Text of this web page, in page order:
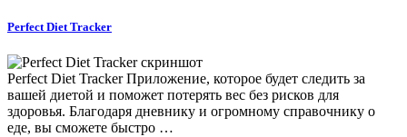
Perfect Diet Tracker
Perfect Diet Tracker Приложение, которое будет следить за
вашей диетой и поможет потерять вес без рисков для
здоровья. Благодаря дневнику и огромному справочнику о
еде, вы сможете быстро …